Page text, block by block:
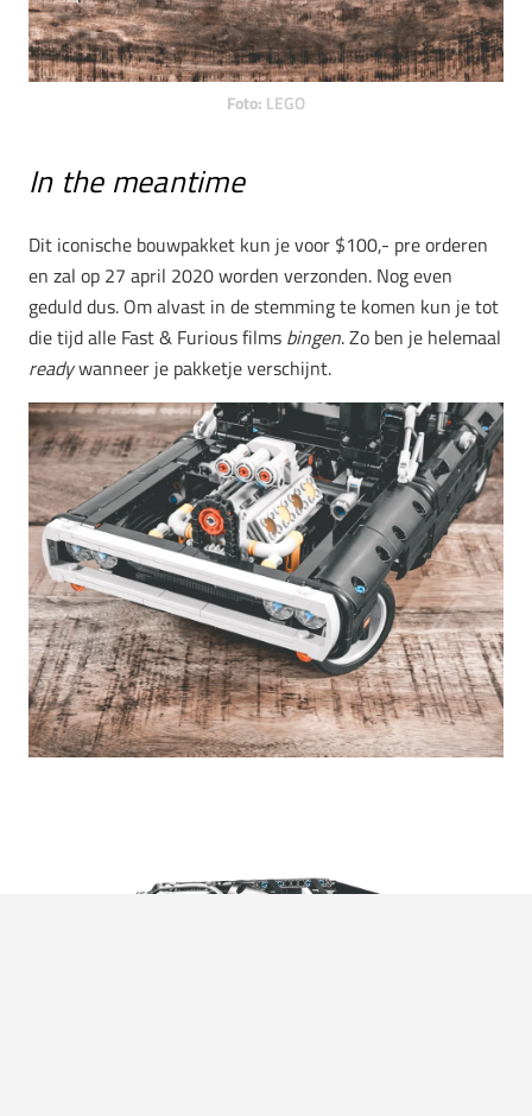
Foto: LEGO
In the meantime
Dit iconische bouwpakket kun je voor $100,- pre orderen
en zal op 27 april 2020 worden verzonden. Nog even
geduld dus. Om alvast in de stemming te komen kun je tot
die tijd alle Fast & Furious films bingen. Zo ben je helemaal
readywanneer je pakketje verschijnt.